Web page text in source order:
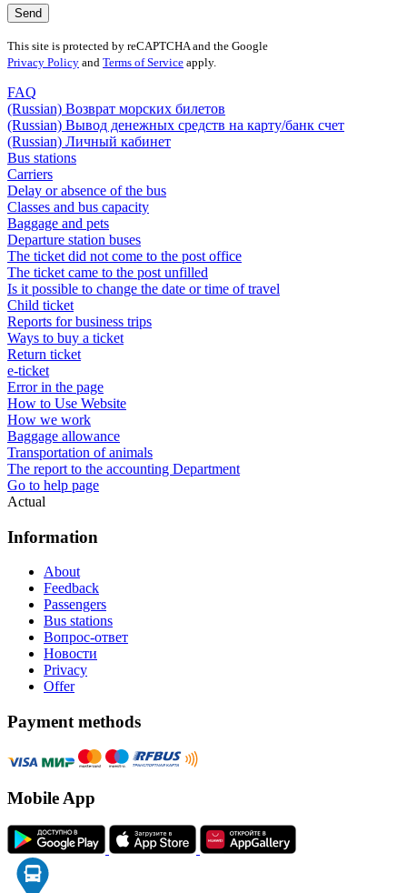
This site is protected by reCAPTCHA and the Google
Privacy Policy and Terms of Service apply.
FAQ
(Russian) Возврат морских билетов
(Russian) Вывод денежных средств на карту/банк счет
(Russian) Личный кабинет
Bus stations
Carriers
Delay or absence of the bus
Classes and bus capacity
Baggage and pets
Departure station buses
The ticket did not come to the post office
The ticket came to the post unfilled
Is it possible to change the date or time of travel
Child ticket
Reports for business trips
Ways to buy a ticket
Return ticket
e-ticket
Error in the page
How to Use Website
How we work
Baggage allowance
Transportation of animals
The report to the accounting Department
Go to help page
Actual
Information
About
Feedback
Passengers
Bus stations
Вопрос-ответ
Новости
Privacy
Offer
Payment methods
Mobile App